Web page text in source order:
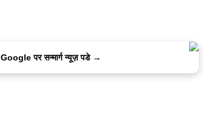
Google पर सन्मार्ग न्यूज़ पडे →